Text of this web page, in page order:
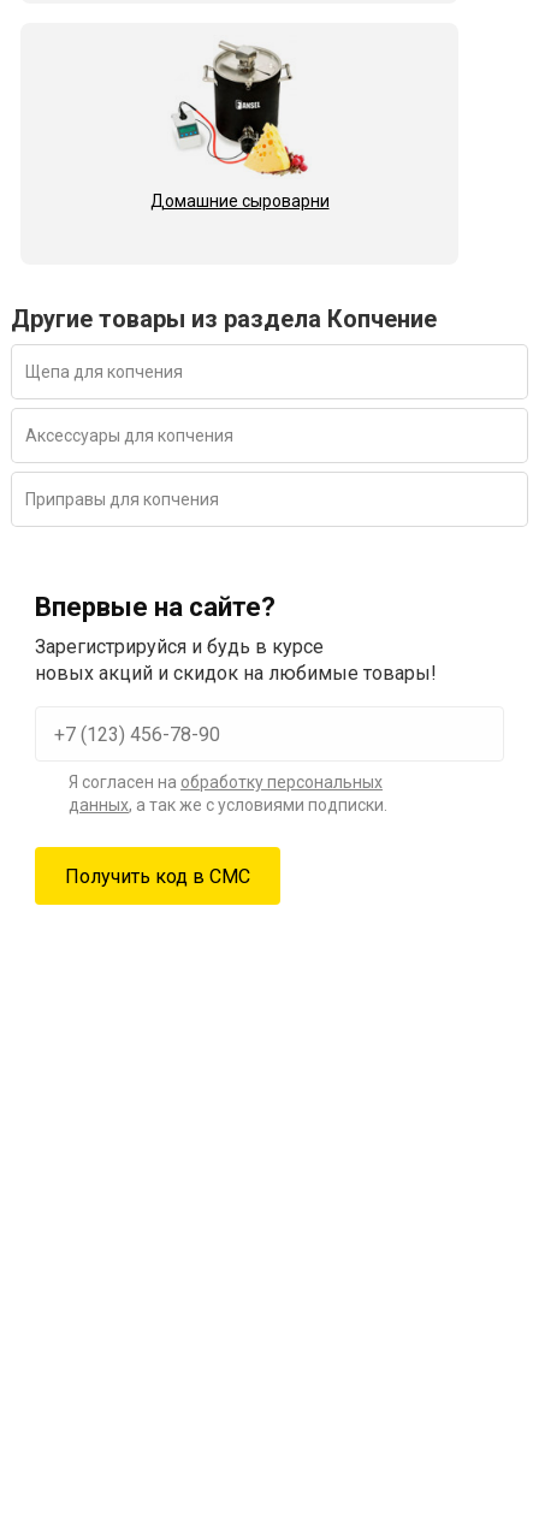
Домашние сыроварни
Другие товары из раздела Копчение
Щепа для копчения
Аксессуары для копчения
Приправы для копчения
Впервые на сайте?
Зарегистрируйся и будь в курсе
новых акций и скидок на любимые товары!
Я согласен на обработку персональных
данных, а так же с условиями подписки.